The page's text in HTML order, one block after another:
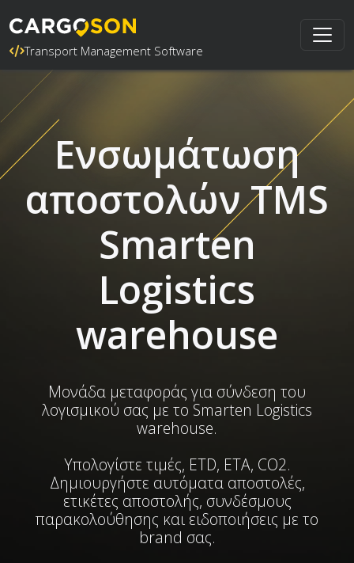
Transport Management Software
Ενσωμάτωση
αποστολών TMS
Smarten
Logistics
warehouse
Μονάδα μεταφοράς για σύνδεση του
λογισμικού σας με το Smarten Logistics
warehouse.
Υπολογίστε τιμές, ETD, ETA, CO2.
Δημιουργήστε αυτόματα αποστολές,
ετικέτες αποστολής, συνδέσμους
παρακολούθησης και ειδοποιήσεις με το
brand σας.